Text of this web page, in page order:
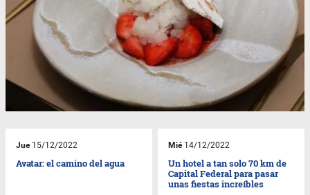
Jue15/12/2022
Avatar: el camino del agua
Mié14/12/2022
Un hotel a tan solo 70 km de
Capital Federal para pasar
unas fiestas increíbles